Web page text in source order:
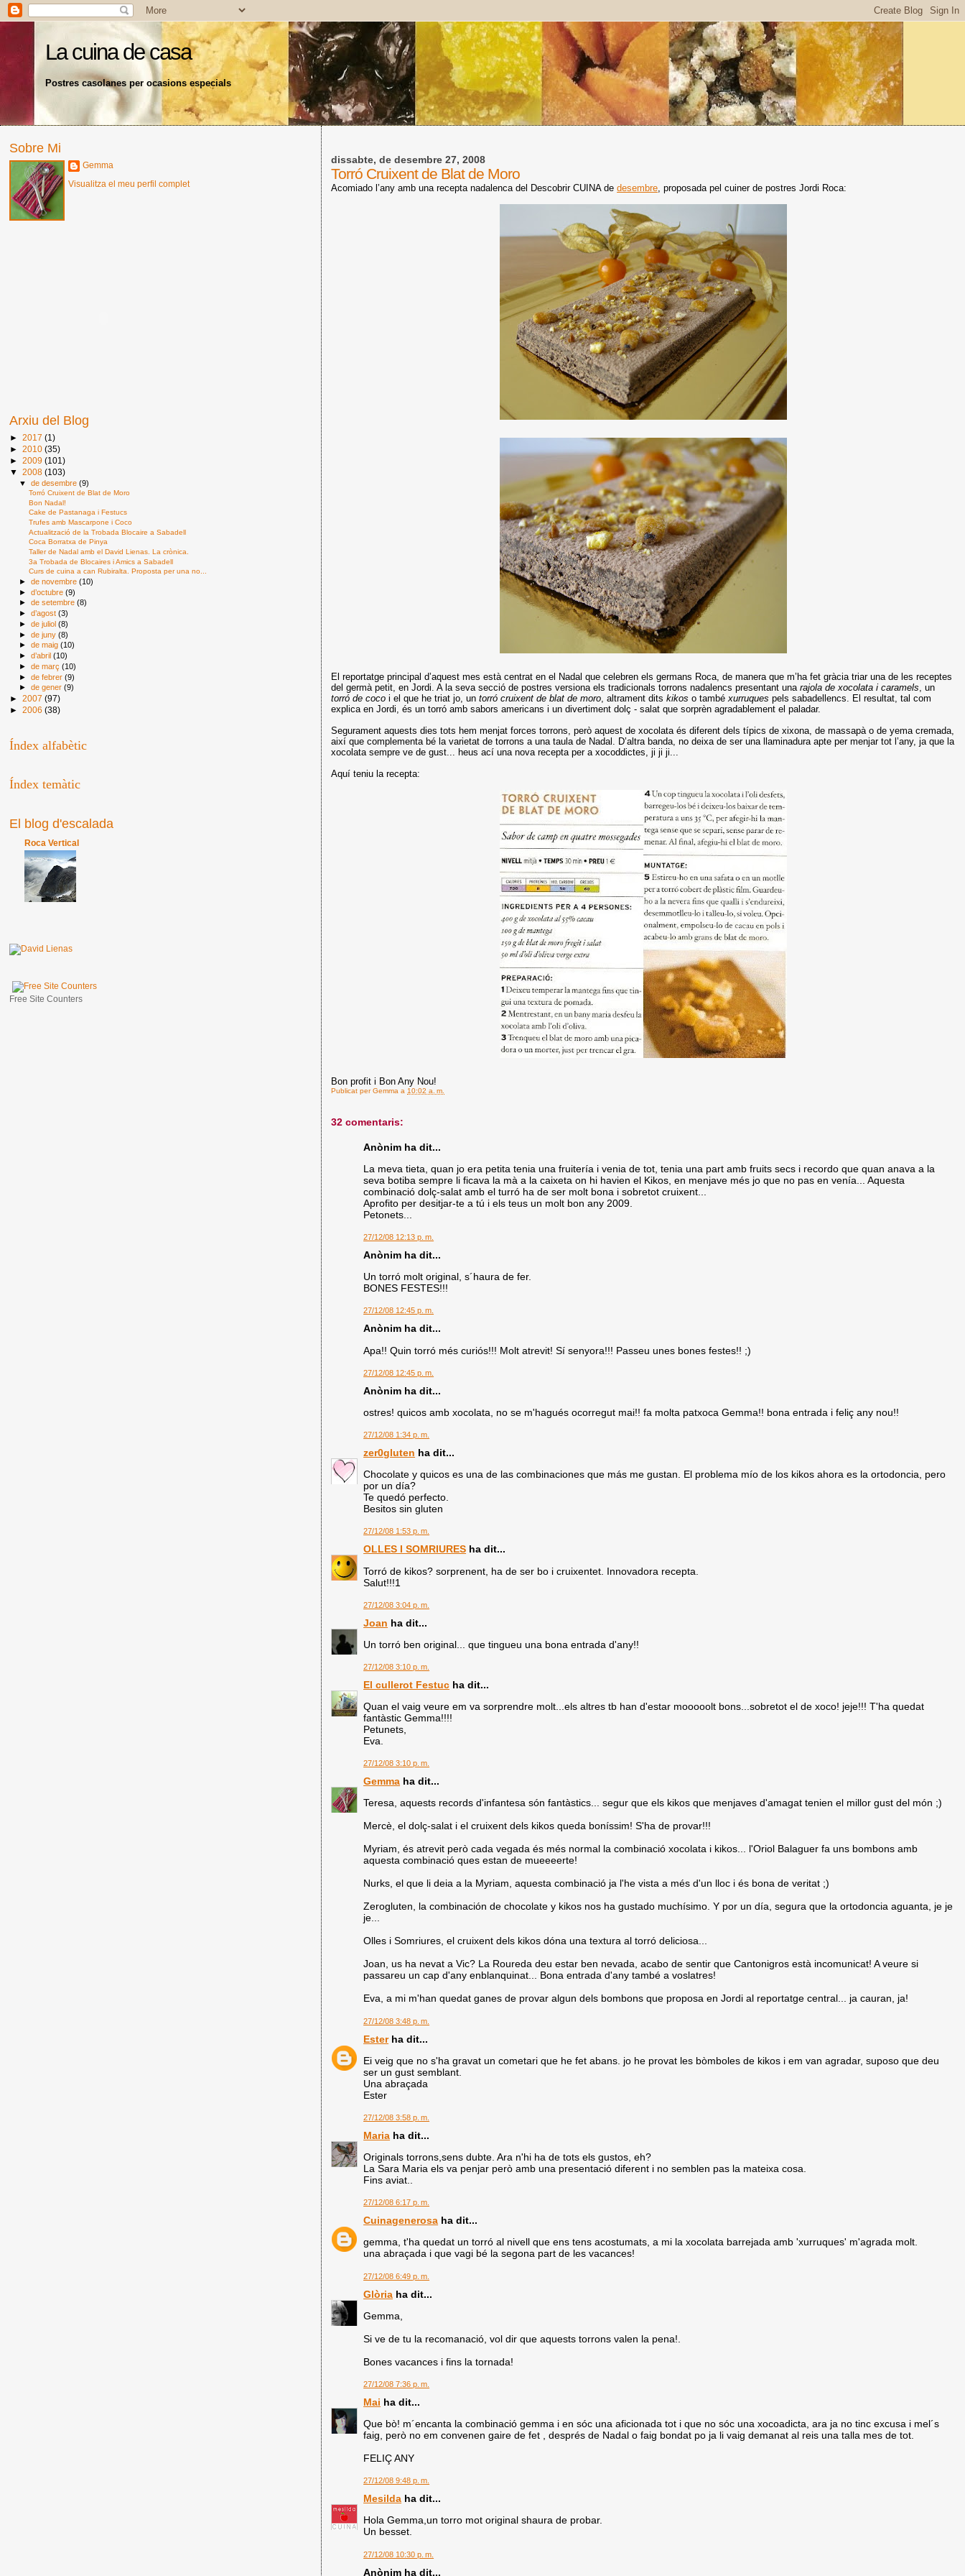
La cuina de casa
Postres casolanes per ocasions especials
dissabte, de desembre 27, 2008
Torró Cruixent de Blat de Moro
Acomiado l’any amb una recepta nadalenca del Descobrir CUINA dedesembre, proposada pel cuiner de postres Jordi Roca:
El reportatge principal d’aquest mes està centrat en el Nadal que celebren els germans Roca, de manera que m’ha fet gràcia triar una de les receptes
del germà petit, en Jordi. A la seva secció de postres versiona els tradicionals torrons nadalencs presentant unarajola de xocolata i caramels, un
torró de coco i el que he triat jo, untorró cruixent de blat de moro, altrament ditskikos o tambéxurruques pels sabadellencs. El resultat, tal com
explica en Jordi, és un torró amb sabors americans i un divertiment dolç - salat que sorprèn agradablement el paladar.
Segurament aquests dies tots hem menjat forces torrons, però aquest de xocolata és diferent dels típics de xixona, de massapà o de yema cremada,
així que complementa bé la varietat de torrons a una taula de Nadal. D’altra banda, no deixa de ser una llaminadura apte per menjar tot l’any, ja que la
xocolata sempre ve de gust... heus ací una nova recepta per a xocoddictes, ji ji ji...
Aquí teniu la recepta:
Bon profit i Bon Any Nou!
Publicat perGemma a 10:02 a. m.
32 comentaris:
Anònim ha dit...
La meva tieta, quan jo era petita tenia una fruitería i venia de tot, tenia una part amb fruits secs i recordo que quan anava a la
seva botiba sempre li ficava la mà a la caixeta on hi havien el Kikos, en menjave més jo que no pas en venía... Aquesta
combinació dolç-salat amb el turró ha de ser molt bona i sobretot cruixent...
Aprofito per desitjar-te a tú i els teus un molt bon any 2009.
Petonets...
27/12/08 12:13 p. m.
Anònim ha dit...
Un torró molt original, s´haura de fer.
BONES FESTES!!!
27/12/08 12:45 p. m.
Anònim ha dit...
Apa!! Quin torró més curiós!!! Molt atrevit! Sí senyora!!! Passeu unes bones festes!! ;)
27/12/08 12:45 p. m.
Anònim ha dit...
ostres! quicos amb xocolata, no se m'hagués ocorregut mai!! fa molta patxoca Gemma!! bona entrada i feliç any nou!!
27/12/08 1:34 p. m.
zer0gluten ha dit...
Chocolate y quicos es una de las combinaciones que más me gustan. El problema mío de los kikos ahora es la ortodoncia, pero
por un día?
Te quedó perfecto.
Besitos sin gluten
27/12/08 1:53 p. m.
OLLES I SOMRIURES ha dit...
Torró de kikos? sorprenent, ha de ser bo i cruixentet. Innovadora recepta.
Salut!!!1
27/12/08 3:04 p. m.
Joan ha dit...
Un torró ben original... que tingueu una bona entrada d'any!!
27/12/08 3:10 p. m.
El cullerot Festuc ha dit...
Quan el vaig veure em va sorprendre molt...els altres tb han d'estar mooooolt bons...sobretot el de xoco! jeje!!! T'ha quedat
fantàstic Gemma!!!!
Petunets,
Eva.
27/12/08 3:10 p. m.
Gemma ha dit...
Teresa, aquests records d'infantesa són fantàstics... segur que els kikos que menjaves d'amagat tenien el millor gust del món ;)
Mercè, el dolç-salat i el cruixent dels kikos queda boníssim! S'ha de provar!!!
Myriam, és atrevit però cada vegada és més normal la combinació xocolata i kikos... l'Oriol Balaguer fa uns bombons amb
aquesta combinació ques estan de mueeeerte!
Nurks, el que li deia a la Myriam, aquesta combinació ja l'he vista a més d'un lloc i és bona de veritat ;)
Zerogluten, la combinación de chocolate y kikos nos ha gustado muchísimo. Y por un día, segura que la ortodoncia aguanta, je je
je...
Olles i Somriures, el cruixent dels kikos dóna una textura al torró deliciosa...
Joan, us ha nevat a Vic? La Roureda deu estar ben nevada, acabo de sentir que Cantonigros està incomunicat! A veure si
passareu un cap d'any enblanquinat... Bona entrada d'any també a voslatres!
Eva, a mi m'han quedat ganes de provar algun dels bombons que proposa en Jordi al reportatge central... ja cauran, ja!
27/12/08 3:48 p. m.
Esterha dit...
Ei veig que no s'ha gravat un cometari que he fet abans. jo he provat les bòmboles de kikos i em van agradar, suposo que deu
ser un gust semblant.
Una abraçada
Ester
27/12/08 3:58 p. m.
Maria ha dit...
Originals torrons,sens dubte. Ara n'hi ha de tots els gustos, eh?
La Sara Maria els va penjar però amb una presentació diferent i no semblen pas la mateixa cosa.
Fins aviat..
27/12/08 6:17 p. m.
Cuinagenerosa ha dit...
gemma, t'ha quedat un torró al nivell que ens tens acostumats, a mi la xocolata barrejada amb 'xurruques' m'agrada molt.
una abraçada i que vagi bé la segona part de les vacances!
27/12/08 6:49 p. m.
Glòria ha dit...
Gemma,
Si ve de tu la recomanació, vol dir que aquests torrons valen la pena!.
Bones vacances i fins la tornada!
27/12/08 7:36 p. m.
Mai ha dit...
Que bò! m´encanta la combinació gemma i en sóc una aficionada tot i que no sóc una xocoadicta, ara ja no tinc excusa i mel´s
faig, però no em convenen gaire de fet , després de Nadal o faig bondat po ja li vaig demanat al reis una talla mes de tot.
FELIÇ ANY
27/12/08 9:48 p. m.
Mesilda ha dit...
Hola Gemma,un torro mot original shaura de probar.
Un besset.
27/12/08 10:30 p. m.
Anònim ha dit...
Sobre Mi
Gemma
Visualitza el meu perfil complet
Arxiu del Blog
► 2017 (1)
► 2010 (35)
► 2009 (101)
▼ 2008 (103)
▼de desembre(9)
Torró Cruixent de Blat de Moro
Bon Nadal!
Cake de Pastanaga i Festucs
Trufes amb Mascarpone i Coco
Actualització de la Trobada Blocaire a Sabadell
Coca Borratxa de Pinya
Taller de Nadal amb el David Lienas. La crònica.
3a Trobada de Blocaires i Amics a Sabadell
Curs de cuina a can Rubiralta. Proposta per una no...
►de novembre(10)
►d’octubre(9)
►de setembre(8)
►d’agost(3)
►de juliol(8)
►de juny(8)
►de maig(10)
►d’abril(10)
►de març(10)
►de febrer(9)
►de gener(9)
► 2007 (97)
► 2006 (38)
Índex alfabètic
Índex temàtic
El blog d'escalada
Roca Vertical
Free Site Counters